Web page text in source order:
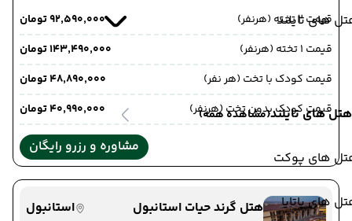
های تایلند
هتل های تایلند(مشاهده همه)
های پوکت
های پاتایا
قیمت 2 تخته (هرنفر)
۹۲٬۵۹۰٬۰۰۰ تومان
قیمت 1 تخته (هرنفر)
۱۴۳٬۴۹۰٬۰۰۰ تومان
قیمت کودک با تخت (هر نفر)
۴۸٬۸۹۰٬۰۰۰ تومان
قیمت کودک بدون تخت (هرنفر)
۴۰٬۹۹۰٬۰۰۰ تومان
مشاوره و رزرو رایگان
هتل گرند حیات استانبول
استانبول